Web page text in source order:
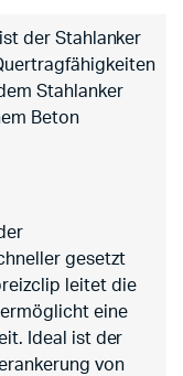
der Stahlanker
Stahlanker
Beton
gesetzt
leitet die
eine
Ideal ist der
von